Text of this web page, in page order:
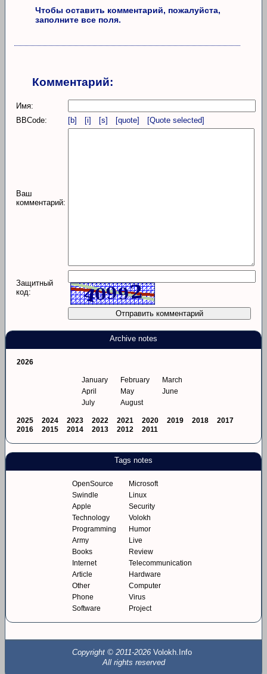
Чтобы оставить комментарий, пожалуйста,
заполните все поля.
Комментарий:
Имя:
BBCode:
[b] [i] [s] [quote] [Quote selected]
Ваш
комментарий:
Защитный
код:
Archive notes
2026
January February
March
April
May
June
July
August
2025 2024 2023 2022 2021 2020 2019 2018
2017
2016
2015 2014 2013 2012 2011
Tags notes
OpenSource
Microsoft
Swindle
Linux
Apple
Security
Technology
Volokh
Programming
Humor
Army
Live
Books
Review
Internet
Telecommunication
Article
Hardware
Other
Computer
Phone
Virus
Software
Project
Copyright © 2011-2026 Volokh.Info
All rights reserved